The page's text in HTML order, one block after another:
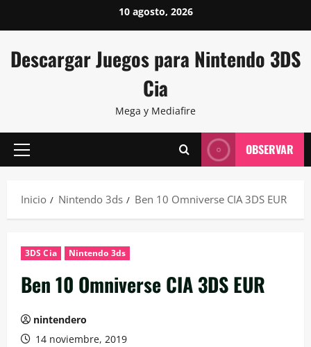
al
10 agosto, 2026
Descargar Juegos para Nintendo 3DS
Cia
Mega y Mediafire
Menú
OBSERVAR
Inicio Nintendo 3ds Ben 10 Omniverse CIA 3DS EUR
3DS Cia Nintendo 3ds
Ben 10 Omniverse CIA 3DS EUR
nintendero
14 noviembre, 2019